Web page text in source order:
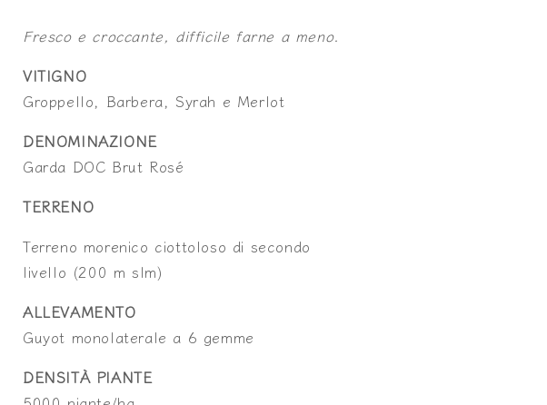
Fresco e croccante, difficile farne a meno.
VITIGNO
Groppello, Barbera, Syrah e Merlot
DENOMINAZIONE
Garda DOC Brut Rosé
TERRENO
Terreno morenico ciottoloso di secondo
livello (200 m slm)
ALLEVAMENTO
Guyot monolaterale a 6 gemme
DENSITÀ PIANTE